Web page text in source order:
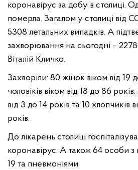
коронавірус за добу в столиці.
померла. Загалом у столиці від
5308 летальних випадків. А
захворювання на сьогодні –
Віталій Кличко.
Захворіли: 80 жінок віком від 19
чоловіків віком від 18 до 86
від 3 до 14 років та 10 хлопчиків
років.
До лікарень столиці
коронавірус. А також 64 особи
19 та пневмоніями.